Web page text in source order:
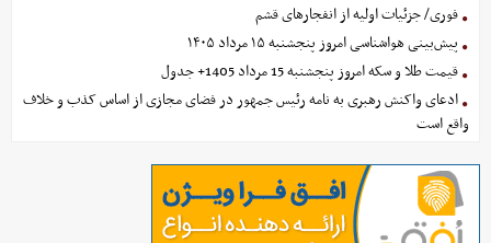
فوری/ جزئیات اولیه از انفجارهای قشم
پیش‌بینی هواشناسی امروز پنجشنبه ۱۵ مرداد ۱۴۰۵
قیمت طلا و سکه امروز پنجشنبه 15 مرداد 1405+ جدول
ادعای واکنش رهبری به نامه رئیس جمهور در فضای مجازی از اساس کذب و خلاف
واقع است